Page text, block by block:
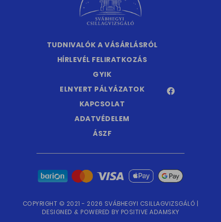
TUDNIVALÓK A VÁSÁRLÁSRÓL
HÍRLEVÉL FELIRATKOZÁS
GYIK
ELNYERT PÁLYÁZATOK
KAPCSOLAT
ADATVÉDELEM
ÁSZF
COPYRIGHT © 2021 - 2026 SVÁBHEGYI CSILLAGVIZSGÁLÓ |
DESIGNED & POWERED BY POSITIVE ADAMSKY